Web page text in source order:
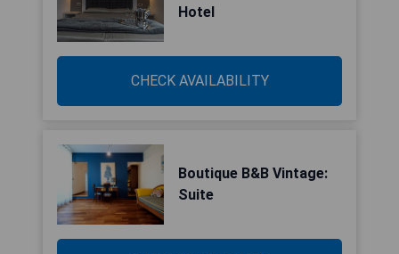
Hotel
CHECK AVAILABILITY
Boutique B&B Vintage:
Suite